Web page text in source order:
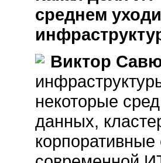
среднем
Виктор
некоторые
данных,